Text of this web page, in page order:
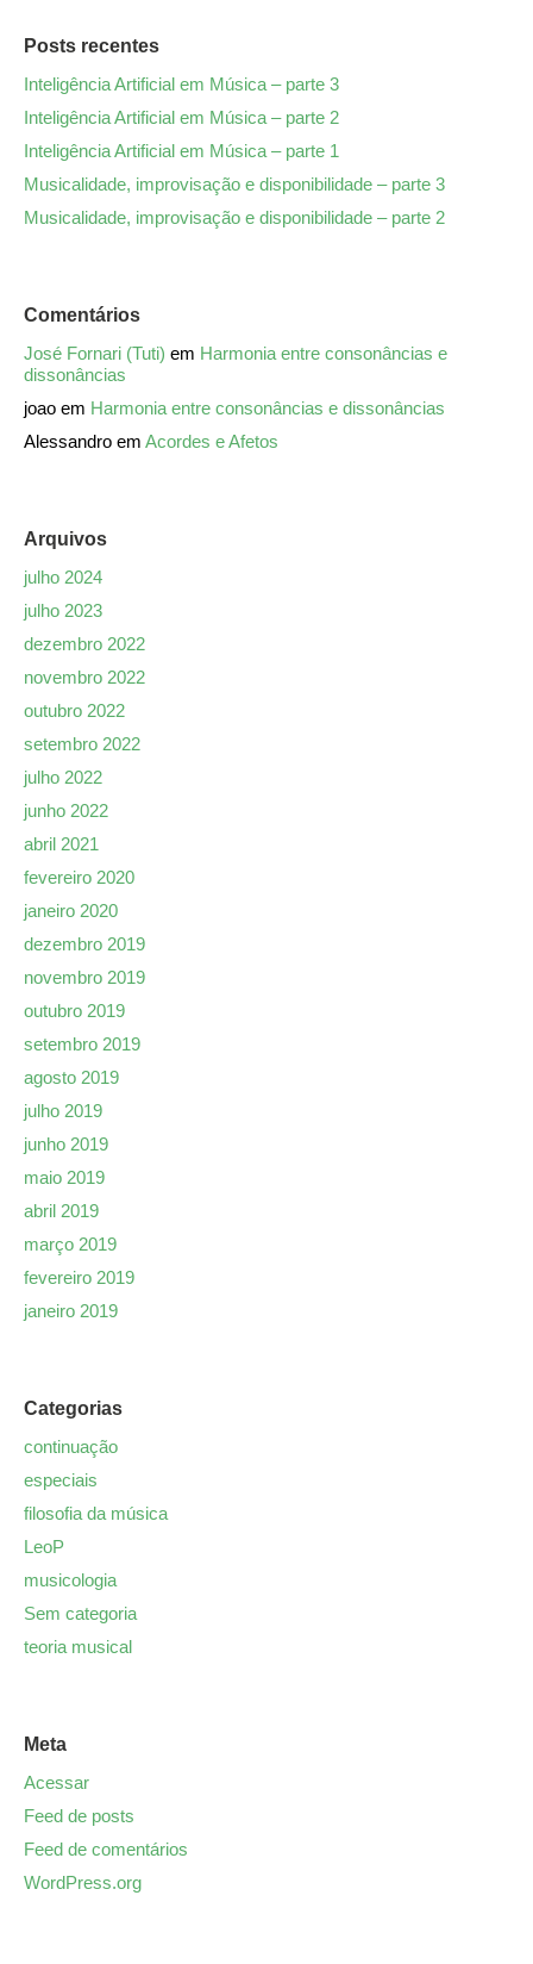
Posts recentes
Inteligência Artificial em Música – parte 3
Inteligência Artificial em Música – parte 2
Inteligência Artificial em Música – parte 1
Musicalidade, improvisação e disponibilidade – parte 3
Musicalidade, improvisação e disponibilidade – parte 2
Comentários
José Fornari (Tuti) em Harmonia entre consonâncias e
dissonâncias
joao em Harmonia entre consonâncias e dissonâncias
Alessandro em Acordes e Afetos
Arquivos
julho 2024
julho 2023
dezembro 2022
novembro 2022
outubro 2022
setembro 2022
julho 2022
junho 2022
abril 2021
fevereiro 2020
janeiro 2020
dezembro 2019
novembro 2019
outubro 2019
setembro 2019
agosto 2019
julho 2019
junho 2019
maio 2019
abril 2019
março 2019
fevereiro 2019
janeiro 2019
Categorias
continuação
especiais
filosofia da música
LeoP
musicologia
Sem categoria
teoria musical
Meta
Acessar
Feed de posts
Feed de comentários
WordPress.org